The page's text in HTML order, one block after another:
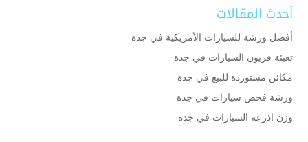
أحدث المقالات
أفضل ورشة للسيارات الأمريكية في جدة
تعبئة فريون السيارات في جدة
مكائن مستوردة للبيع في جدة
ورشة فحص سيارات في جدة
وزن اذرعة السيارات في جدة